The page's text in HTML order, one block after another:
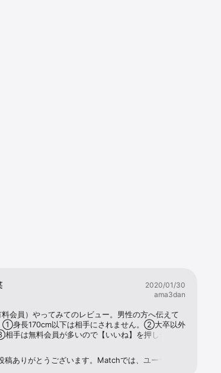
2020/01/30
ama3dan
員）やってみてのレビュー。男性の方へ伝えて
①身長170cm以下は相手にされません。②大卒以外
手は無料会員が多いので【いいね】を押し合うだ
点を理解した上で始めてください。無料会員でで
ィールを見て【いいね】を送るだけです。メッセ
ありがとうございます。Matchでは、ユーザー名